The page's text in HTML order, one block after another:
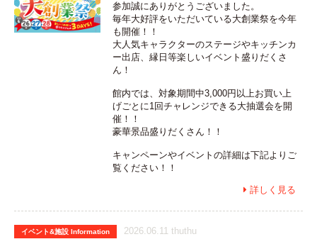
参加誠にありがとうございました。
毎年大好評をいただいている大創業祭を今年
も開催！！
大人気キャラクターのステージやキッチンカ
ー出店、縁日等楽しいイベント盛りだくさ
ん！
館内では、対象期間中3,000円以上お買い上
げごとに1回チャレンジできる大抽選会を開
催！！
豪華景品盛りだくさん！！
キャンペーンやイベントの詳細は下記よりご
覧ください！！
 詳しく見る
イベント&施設 Information 2026.06.11 thuthu